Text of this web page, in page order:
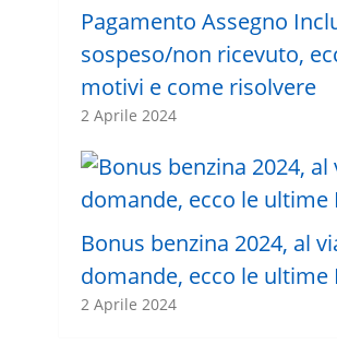
Pagamento Assegno
sospeso/non ricevuto,
motivi e come risolvere
2 Aprile 2024
Bonus benzina 2024, al
domande, ecco le ultime
2 Aprile 2024